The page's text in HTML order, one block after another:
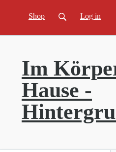
Shop Log in
Im
Hause -